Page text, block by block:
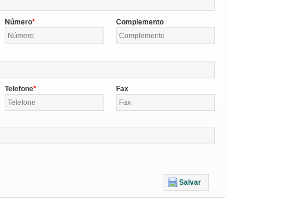
Número Complemento
Telefone Fax
Salvar